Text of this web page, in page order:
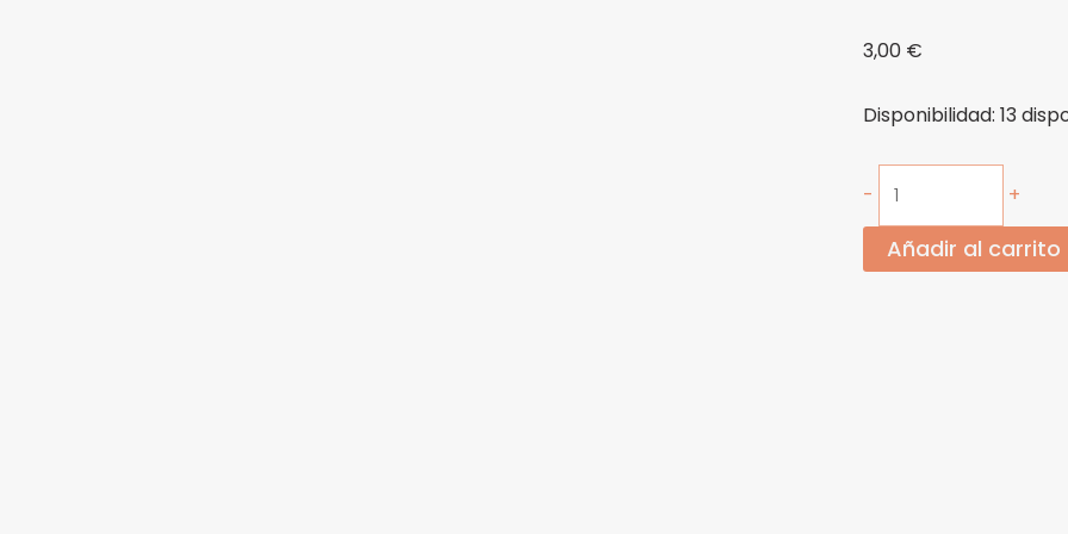
3,00 €
Disponibilidad: 13
- +
Añadir al carrito